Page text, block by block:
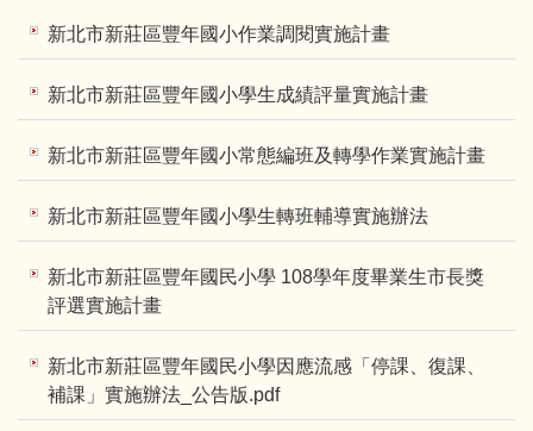
新北市新莊區豐年國小作業調閱實施計畫
新北市新莊區豐年國小學生成績評量實施計畫
新北市新莊區豐年國小常態編班及轉學作業實施計畫
新北市新莊區豐年國小學生轉班輔導實施辦法
新北市新莊區豐年國民小學 108學年度畢業生市長獎
評選實施計畫
新北市新莊區豐年國民小學因應流感「停課、復課、
補課」實施辦法_公告版.pdf